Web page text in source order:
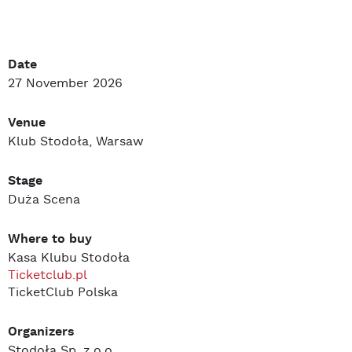
Date
27 November 2026
Venue
Klub Stodoła, Warsaw
Stage
Duża Scena
Where to buy
Kasa Klubu Stodoła
Ticketclub.pl
TicketClub Polska
Organizers